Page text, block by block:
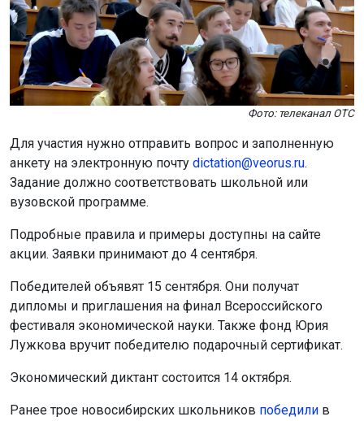
Фото: телеканал ОТС
Для участия нужно отправить вопрос и заполненную
анкету на электронную почту dictation@veorus.ru.
Задание должно соответствовать школьной или
вузовской программе.
Подробные правила и примеры доступны на сайте
акции. Заявки принимают до 4 сентября.
Победителей объявят 15 сентября. Они получат
дипломы и приглашения на финал Всероссийского
фестиваля экономической науки. Также фонд Юрия
Лужкова вручит победителю подарочный сертификат.
Экономический диктант состоится 14 октября.
Ранее трое новосибирских школьников победили в